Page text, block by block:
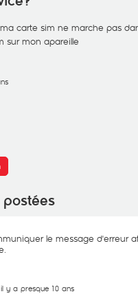
carte sim ne marche pas
sur mon apareille
le message d'erreur
il y a presque 10 ans